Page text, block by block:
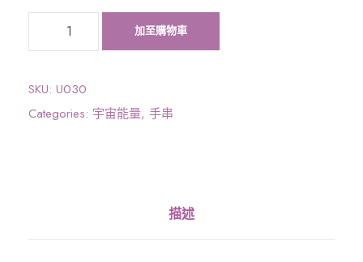
能
量
加至購物車
SKU: U030
Categories: 宇宙能量, 手串
描述